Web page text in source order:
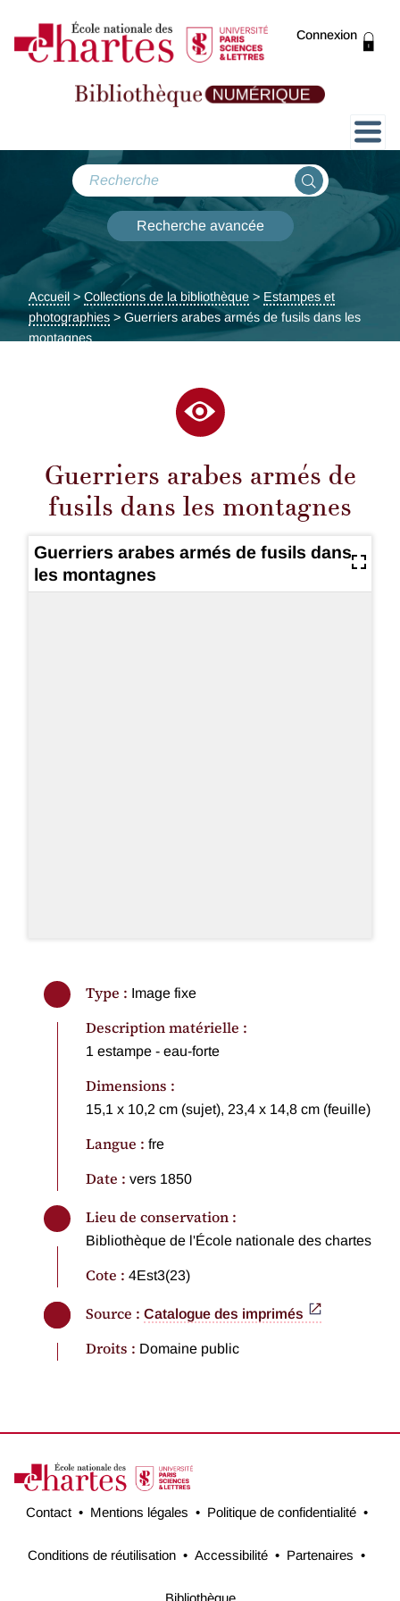
Connexion
Présentation
Collections
Expositions
ThENC@
Recherche avancée
Accueil > Collections de la bibliothèque > Estampes et
photographies > Guerriers arabes armés de fusils dans les
montagnes
Guerriers arabes armés de
fusils dans les montagnes
Guerriers arabes armés de fusils dans
les montagnes
Type : Image fixe
Description matérielle :
1 estampe - eau-forte
Dimensions :
15,1 x 10,2 cm (sujet), 23,4 x 14,8 cm (feuille)
Langue : fre
Date : vers 1850
Lieu de conservation :
Bibliothèque de l'École nationale des chartes
Cote : 4Est3(23)
Source : Catalogue des imprimés
Droits : Domaine public
Contact Mentions légales Politique de confidentialité
Conditions de réutilisation Accessibilité Partenaires